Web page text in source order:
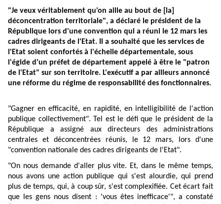
"Je veux véritablement qu'on aille au bout de [la]
déconcentration territoriale", a déclaré le président de la
République lors d'une convention qui a réuni le 12 mars les
cadres dirigeants de l'Etat. Il a souhaité que les services de
l'Etat soient confortés à l'échelle départementale, sous
l'égide d'un préfet de département appelé à être le "patron
de l'Etat" sur son territoire. L'exécutif a par ailleurs annoncé
une réforme du régime de responsabilité des fonctionnaires.
"Gagner en efficacité, en rapidité, en intelligibilité de l'action
publique collectivement". Tel est le défi que le président de la
République a assigné aux directeurs des administrations
centrales et déconcentrées réunis, le 12 mars, lors d'une
"convention nationale des cadres dirigeants de l'Etat".
"On nous demande d'aller plus vite. Et, dans le même temps,
nous avons une action publique qui s'est alourdie, qui prend
plus de temps, qui, à coup sûr, s'est complexifiée. Cet écart fait
que les gens nous disent : 'vous êtes inefficace'", a constaté